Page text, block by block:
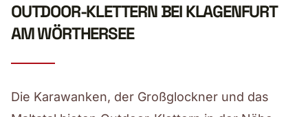
OUTDOOR-KLETTERN BEI KLAGENFURT
AM WÖRTHERSEE
Die Karawanken, der Großglockner und das